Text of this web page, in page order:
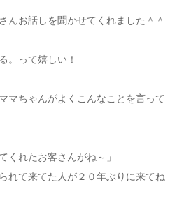
んお話しを聞かせてくれました＾＾
。って嬉しい！
マちゃんがよくこんなことを言って
くれたお客さんがね～」
れて来てた人が２０年ぶりに来てね